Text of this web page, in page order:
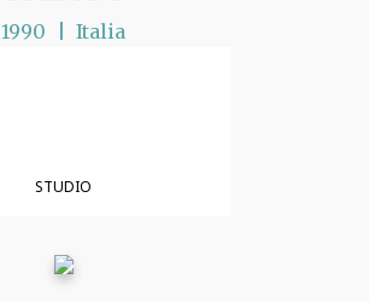
1990 Italia
STUDIO